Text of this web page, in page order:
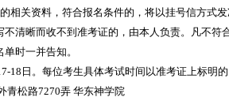
相关资料，符合报名条件的，将以挂号信方式
不清晰而收不到准考证的，由本人负责。凡不
时一并告知。
18 日。每位考生具体考试时间以准考证上标明
青松路7270弄 华东神学院